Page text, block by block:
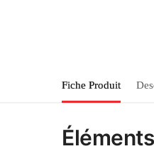
Fiche Produit